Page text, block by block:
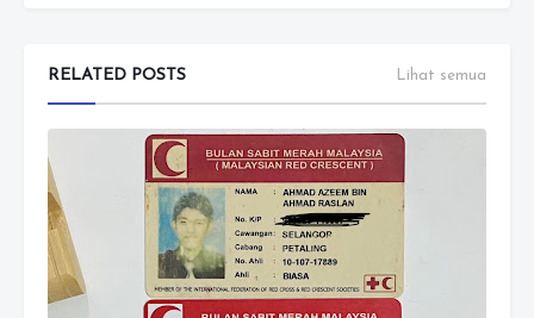
RELATED POSTS Lihat semua